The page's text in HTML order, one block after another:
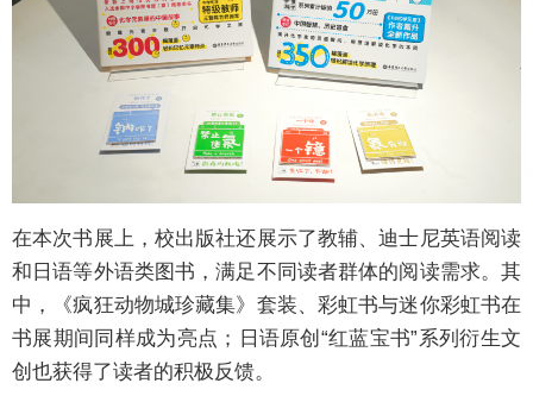
‍在本次书展上，校出版社还展示了教辅、迪士尼英语阅读
和日语等外语类图书，满足不同读者群体的阅读需求。其
中，《疯狂动物城珍藏集》套装、彩虹书与迷你彩虹书在
书展期间同样成为亮点；日语原创“红蓝宝书”系列衍生文
创也获得了读者的积极反馈。